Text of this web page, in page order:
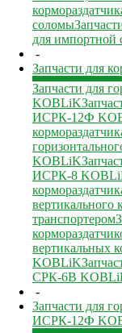
соломы
для импортной
-
Запчасти для
Запчасти для
KOBLiK
ИСРК-12Ф
KOBLiK
ИСРК-8
транспортером
вертикальных
KOBLiK
СРК-6В
-
Запчасти для
ИСРК-12Ф